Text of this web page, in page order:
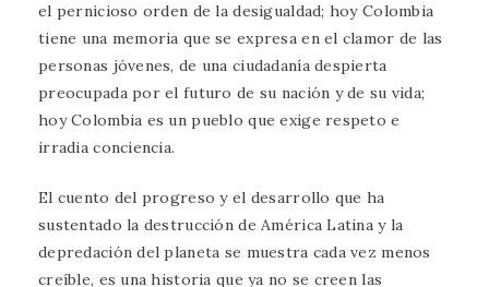
el pernicioso orden de la desigualdad; hoy Colombia
tiene una memoria que se expresa en el clamor de las
personas jóvenes, de una ciudadanía despierta
preocupada por el futuro de su nación y de su vida;
hoy Colombia es un pueblo que exige respeto e
irradia conciencia.
El cuento del progreso y el desarrollo que ha
sustentado la destrucción de América Latina y la
depredación del planeta se muestra cada vez menos
creíble, es una historia que ya no se creen las